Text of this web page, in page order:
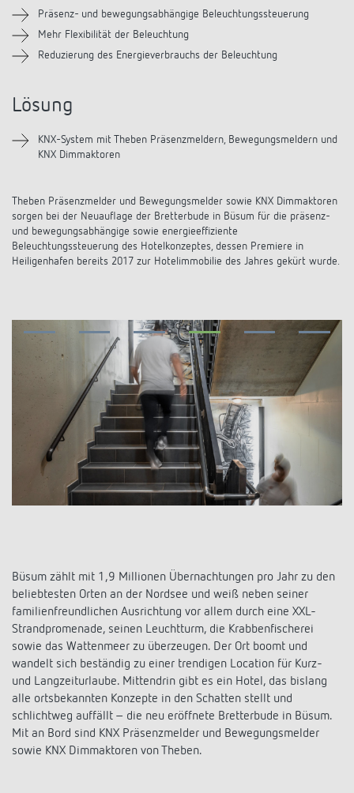
LED-Leuchten
Klimaregelung
Zubehör
KNX-Systeme
KNX Smart Home System LUXORliving
Apps
Referenzen
Kataloge und Prospekte
Katalogbestellung
Seminare und Online-Trainings
Fachpresse
BIM-Portal
Theben AG
Messe
Kooperationen
Engagement
Design
Karriere
Kontakt
Vertrieb Deutschland
Vertrieb Weltweit
Anfrageformular
Anfahrt
Produktfinder
Downloads
Smart Energy
LUXORliving
Präsenz- und bewegungsabhängige Beleuchtungssteuerung
Mehr Flexibilität der Beleuchtung
Reduzierung des Energieverbrauchs der Beleuchtung
Lösung
KNX-System mit Theben Präsenzmeldern, Bewegungsmeldern und
KNX Dimmaktoren
Theben Präsenzmelder und Bewegungsmelder sowie KNX Dimmaktoren
sorgen bei der Neuauflage der Bretterbude in Büsum für die präsenz-
und bewegungsabhängige sowie energieeffiziente
Beleuchtungssteuerung des Hotelkonzeptes, dessen Premiere in
Heiligenhafen bereits 2017 zur Hotelimmobilie des Jahres gekürt wurde.
Büsum zählt mit 1,9 Millionen Übernachtungen pro Jahr zu den
beliebtesten Orten an der Nordsee und weiß neben seiner
familienfreundlichen Ausrichtung vor allem durch eine XXL-
Strandpromenade, seinen Leuchtturm, die Krabbenfischerei
sowie das Wattenmeer zu überzeugen. Der Ort boomt und
wandelt sich beständig zu einer trendigen Location für Kurz-
und Langzeiturlaube. Mittendrin gibt es ein Hotel, das bislang
alle ortsbekannten Konzepte in den Schatten stellt und
schlichtweg auffällt – die neu eröffnete Bretterbude in Büsum.
Mit an Bord sind KNX Präsenzmelder und Bewegungsmelder
sowie KNX Dimmaktoren von Theben.